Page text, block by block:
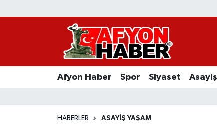
Afyon Haber Spor Siyaset
HABERLER ASAYIŞ YAŞAM
Afyon Haber
Asayiş Yaşam